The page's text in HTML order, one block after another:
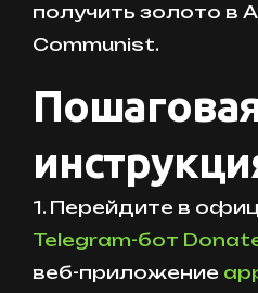
получить золото в
Communist.
1. Перейдите в
Telegram-бот
веб-приложение